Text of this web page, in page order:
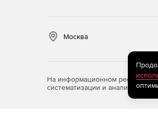
Обезвреживание
Чистая почта
Москва
На информационном ресурсе
систематизации и анализа